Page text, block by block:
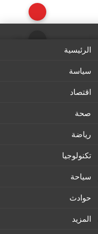
الرئيسية
سياسة
اقتصاد
صحة
رياضة
تكنولوجيا
سياحة
حوادث
المزيد